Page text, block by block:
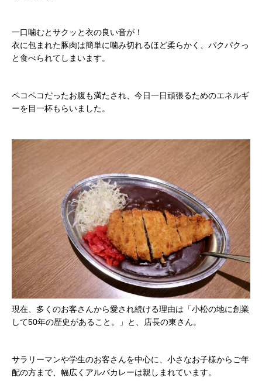
一口噛むとサクッと衣の良い音が！
衣に包まれた豚肉は簡単に噛み切れるほど柔らかく、パクパクっ
と食べられてしまいます。
ペコペコだったお腹も満たされ、今日一日頑張るためのエネルギ
ーを目一杯もらいました。
現在、多くのお客さんから愛され続ける理由は「小松の地に創業
して50年の歴史があること。」と、店長の東さん。
サラリーマンや学生のお客さんを中心に、小さなお子様からご年
配の方まで、幅広くアルバカレーは親しまれています。